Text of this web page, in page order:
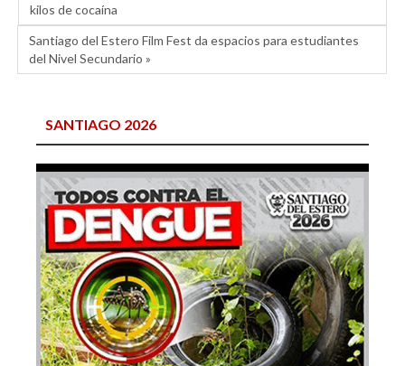
kilos de cocaína
Santiago del Estero Film Fest da espacios para estudiantes
del Nivel Secundario »
SANTIAGO 2026